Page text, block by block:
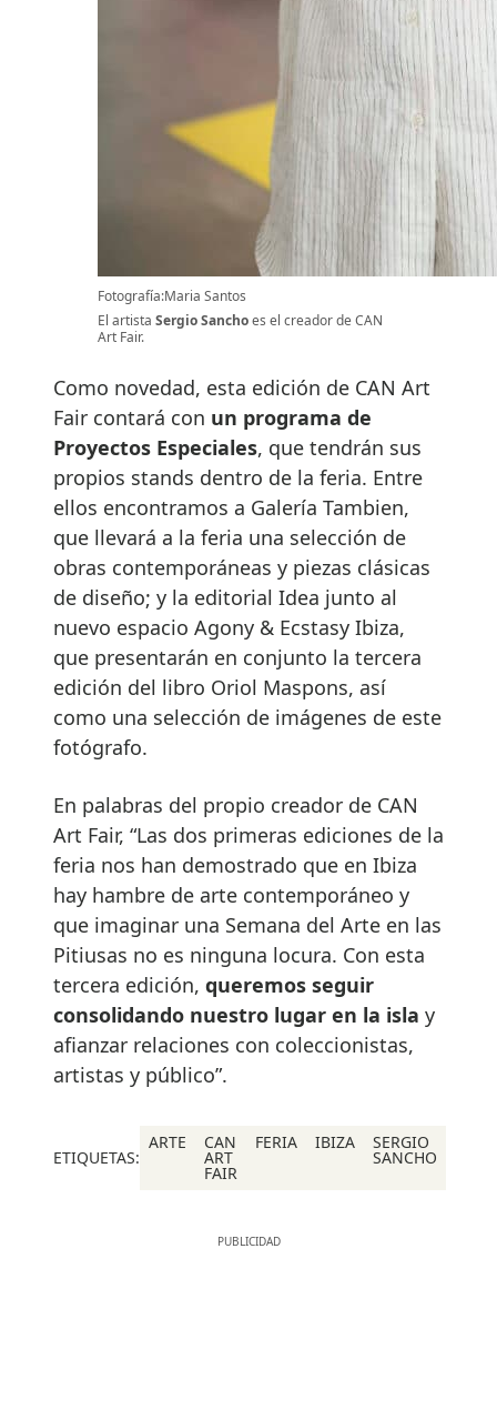
Fotografía:Maria Santos
El artista Sergio Sanchoes el creador de CAN
Art Fair.
Como novedad, esta edición de CAN Art
Fair contará con un programa de
Proyectos Especiales, que tendrán sus
propios stands dentro de la feria. Entre
ellos encontramos a Galería Tambien,
que llevará a la feria una selección de
obras contemporáneas y piezas clásicas
de diseño; y la editorial Idea junto al
nuevo espacio Agony & Ecstasy Ibiza,
que presentarán en conjunto la tercera
edición del libro Oriol Maspons, así
como una selección de imágenes de este
fotógrafo.
En palabras del propio creador de CAN
Art Fair, “Las dos primeras ediciones de la
feria nos han demostrado que en Ibiza
hay hambre de arte contemporáneo y
que imaginar una Semana del Arte en las
Pitiusas no es ninguna locura. Con esta
tercera edición, queremos seguir
consolidando nuestro lugar en la isla y
afianzar relaciones con coleccionistas,
artistas y público”.
ETIQUETAS:
ARTE CAN
ART
FAIR
FERIA IBIZA SERGIO
SANCHO